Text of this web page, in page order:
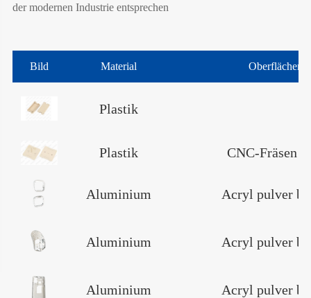
der modernen Industrie entsprechen
Bild Material Oberflächen
Plastik
Plastik CNC-Fräsen
Aluminium Acryl pulver
Aluminium Acryl pulver
Aluminium Acryl pulver